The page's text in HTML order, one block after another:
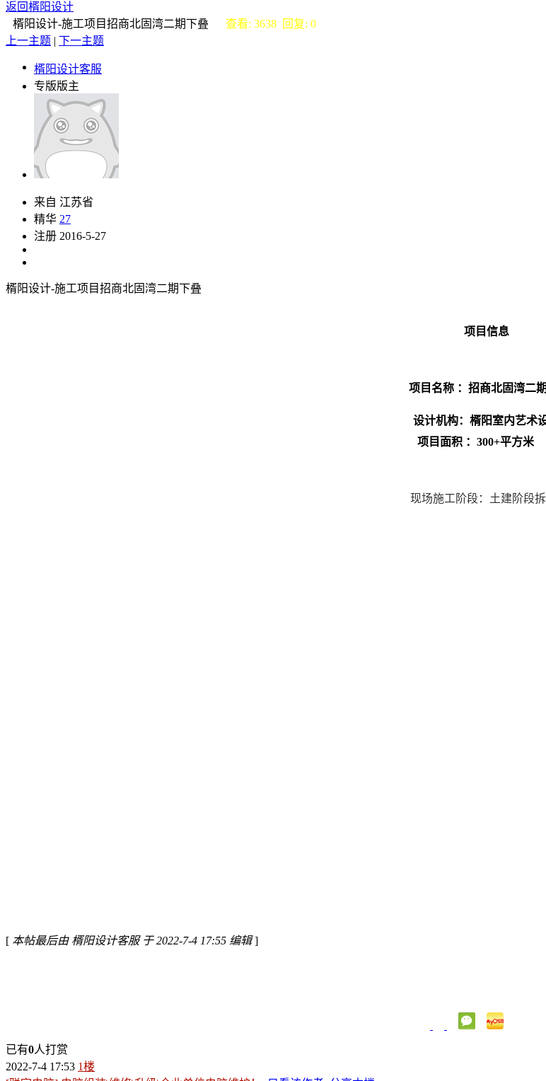
返回楈阳设计
楈阳设计-施工项目招商北固湾二期下叠 查看: 3638 回复: 0
上一主题 | 下一主题
楈阳设计客服
专版版主
来自 江苏省
精华 27
注册 2016-5-27
楈阳设计-施工项目招商北固湾二期下叠
项目信息
项目名称 ： 招商北固湾二
设计机构：楈阳室内艺术
项目面积 ：300+平方米
现场施工阶段：土建阶段
[ 本帖最后由 楈阳设计客服 于 2022-7-4 17:55 编辑]
已有0人打赏
2022-7-4 17:53 1楼